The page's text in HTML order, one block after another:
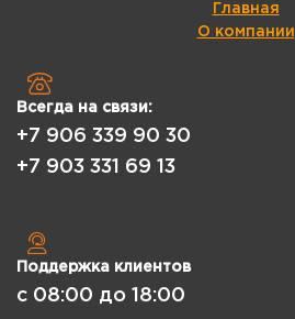
Главная
О компании
Всегда на связи:
+7 906 339 90 30
+7 903 331 69 13
Поддержка клиентов
с 08:00 до 18:00